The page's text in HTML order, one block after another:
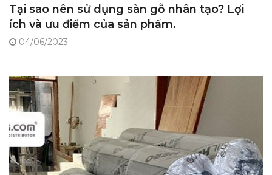
Tại sao nên sử dụng sàn gỗ nhân tạo? Lợi
ích và ưu điểm của sản phẩm.
04/06/2023